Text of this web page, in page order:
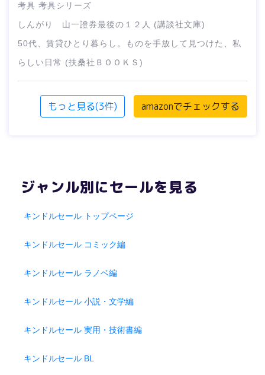
考具 考具シリーズ
しんがり 山一證券最後の１２人 (講談社文庫)
50代、賃貸ひとり暮らし。ものを手放して見つけた、私
らしい日常 (扶桑社ＢＯＯＫＳ)
もっと見る(3件) amazonでチェックする
ジャンル別にセールを見る
キンドルセール トップページ
キンドルセール コミック編
キンドルセール ラノベ編
キンドルセール 小説・文学編
キンドルセール 実用・技術書編
キンドルセール BL